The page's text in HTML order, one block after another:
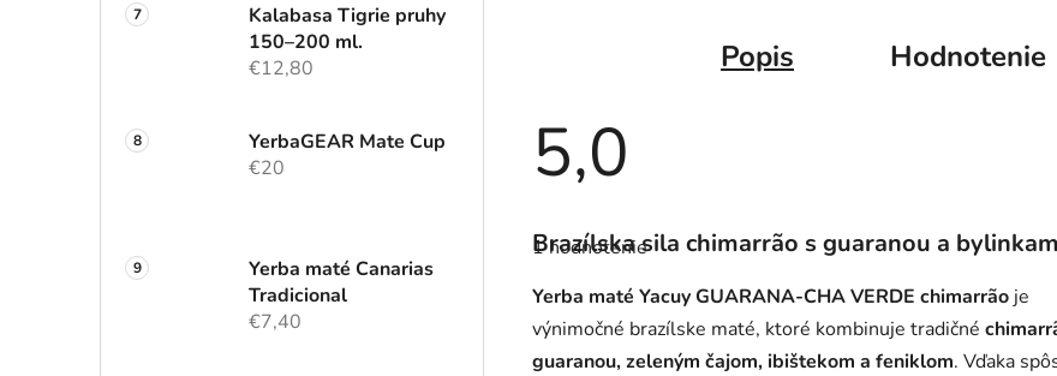
Kalabasa Tigrie pruhy
150–200 ml.
€12,80
YerbaGEAR Mate Cup
€20
Yerba maté Canarias
Tradicional
€7,40
Popis Hodnotenie
5,0
hodnotenie
produktu
5,0
z
5
hviezdičiek.
1 hodnotenie
Brazílska sila chimarrão s guaranou a
Yerba maté Yacuy GUARANA-CHA VERDE chimarrão je
výnimočné brazílske maté, ktoré kombinuje tradičné
guaranou, zeleným čajom, ibištekom a feniklom. Vďaka